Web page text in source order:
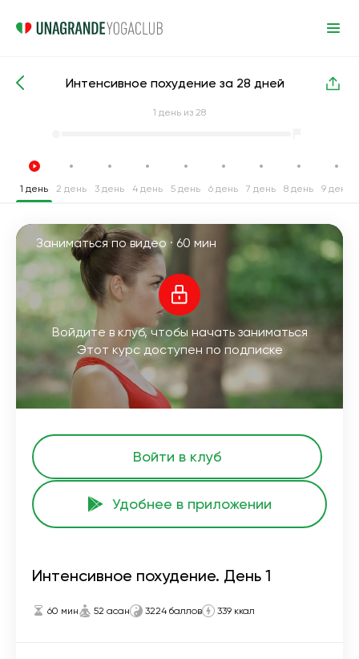
Интенсивные курсы йоги Похудение
Интенсивное похудение за 28 дней
1 день из 28
1 день 2 день 3 день 4 день 5 день 6 день 7 день 8 день 9 день
Заниматься по видео · 60 мин
Войдите в клуб, чтобы начать заниматься
Этот курс доступен по подписке
Войти в клуб
Удобнее в приложении
Интенсивное похудение. День 1
60 мин 52 асан 3224 баллов 339 ккал